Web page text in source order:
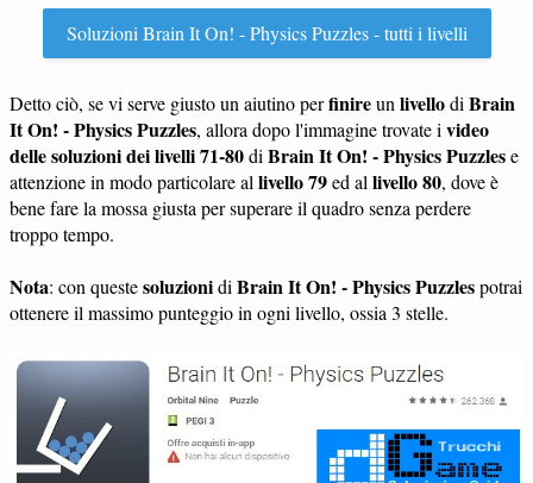
Soluzioni Brain It On! - Physics Puzzles - tutti i livelli
Detto ciò, se vi serve giusto un aiutino perfinireun livellodi Brain
It On! - Physics Puzzles, allora dopo l'immagine trovate i video
delle soluzioni dei livelli 71-80di Brain It On! - Physics Puzzlese
attenzione in modo particolare al livello 79ed al livello 80, dove è
bene fare la mossa giusta per superare il quadro senza perdere
troppo tempo.
Nota: con questesoluzionidi Brain It On! - Physics Puzzlespotrai
ottenere il massimo punteggio in ogni livello, ossia 3 stelle.